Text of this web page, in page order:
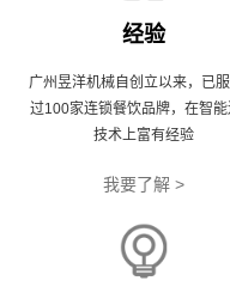
经验
广州昱洋机械自创立以来，已
过100家连锁餐饮品牌，在智
技术上富有经验
我要了解 >